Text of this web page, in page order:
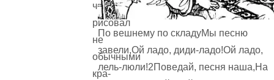
чём
рисовал
не
обычными
кра­
По вешнему по складуМы песню
завели,Ой ладо, диди-ладо!Ой ладо,
лель-люли!2Поведай, песня наша,На